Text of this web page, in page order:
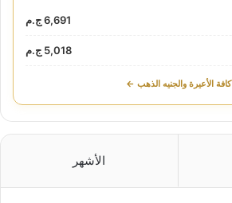
6,691 ج.م
5,018 ج.م
كافة الأعيرة والجنيه الذهب ←
الأشهر